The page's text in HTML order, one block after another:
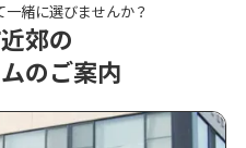
緒に選びませんか？
郊の
のご案内